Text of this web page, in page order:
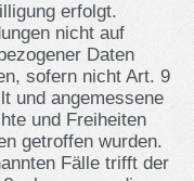
erfolgt.
nicht auf
Daten
sofern nicht Art. 9
und angemessene
und Freiheiten
getroffen wurden.
Fälle trifft der